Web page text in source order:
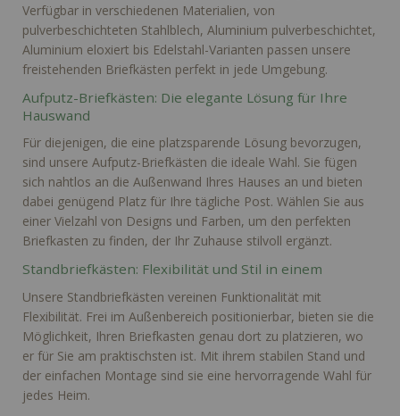
Verfügbar in verschiedenen Materialien, von
pulverbeschichteten Stahlblech, Aluminium pulverbeschichtet,
Aluminium eloxiert bis Edelstahl-Varianten passen unsere
freistehenden Briefkästen perfekt in jede Umgebung.
Aufputz-Briefkästen: Die elegante Lösung für Ihre
Hauswand
Für diejenigen, die eine platzsparende Lösung bevorzugen,
sind unsere Aufputz-Briefkästen die ideale Wahl. Sie fügen
sich nahtlos an die Außenwand Ihres Hauses an und bieten
dabei genügend Platz für Ihre tägliche Post. Wählen Sie aus
einer Vielzahl von Designs und Farben, um den perfekten
Briefkasten zu finden, der Ihr Zuhause stilvoll ergänzt.
Standbriefkästen: Flexibilität und Stil in einem
Unsere Standbriefkästen vereinen Funktionalität mit
Flexibilität. Frei im Außenbereich positionierbar, bieten sie die
Möglichkeit, Ihren Briefkasten genau dort zu platzieren, wo
er für Sie am praktischsten ist. Mit ihrem stabilen Stand und
der einfachen Montage sind sie eine hervorragende Wahl für
jedes Heim.